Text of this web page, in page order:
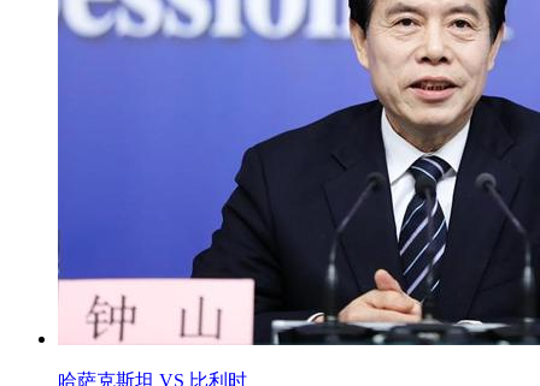
哈萨克斯坦 VS 比利时